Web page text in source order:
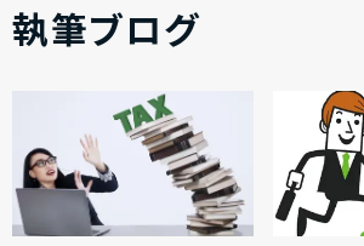
執筆ブログ